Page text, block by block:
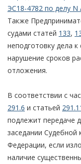
ЭС18-4782 по делу N
Также
судами статей 133,
неподготовку дела
нарушение сроков
отложения.
В соответствии с
291.6 и статьей
подлежит передаче
заседании Судебной
Федерации, если
наличие